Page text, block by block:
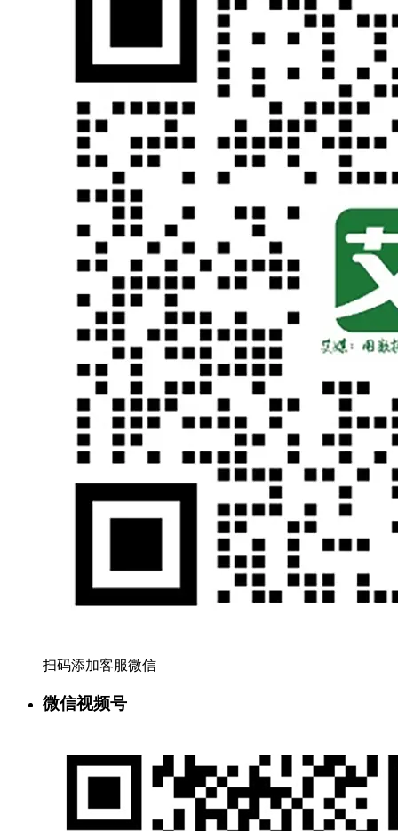
扫码添加客服微信
微信视频号